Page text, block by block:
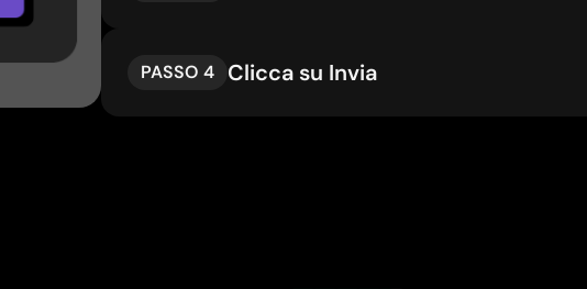
PASSO 4 Clicca su Invia